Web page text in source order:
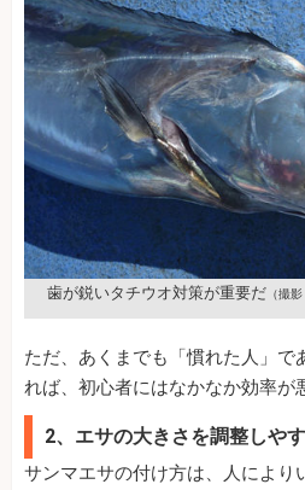
歯が鋭いタチウオ対策が重要だ （撮
ただ、あくまでも「慣れた人」で
れば、初心者にはなかなか効率が
2、エサの大きさを調整しや
サンマエサの付け方は、人により